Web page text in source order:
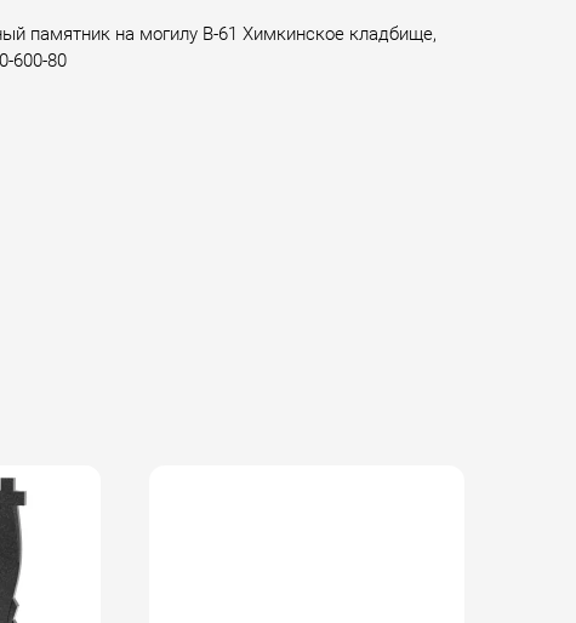
памятник на могилу B-61 Химкинское кладбище,
600-80